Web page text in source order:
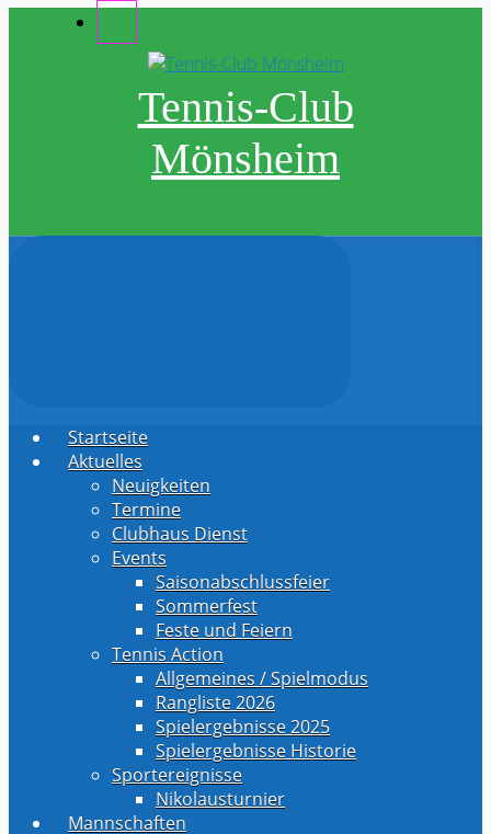
Tennis-Club
Mönsheim
Startseite
Aktuelles
Neuigkeiten
Termine
Clubhaus Dienst
Events
Saisonabschlussfeier
Sommerfest
Feste und Feiern
Tennis Action
Allgemeines / Spielmodus
Rangliste 2026
Spielergebnisse 2025
Spielergebnisse Historie
Sportereignisse
Nikolausturnier
Mannschaften